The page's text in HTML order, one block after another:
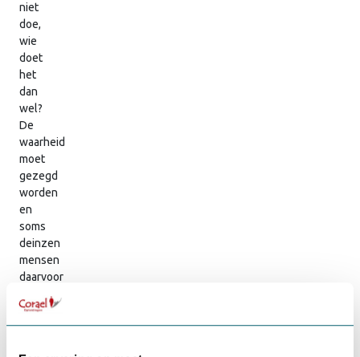
niet
doe,
wie
doet
het
dan
wel?
De
waarheid
moet
gezegd
worden
en
soms
deinzen
mensen
daarvoor
Wanneer
iets